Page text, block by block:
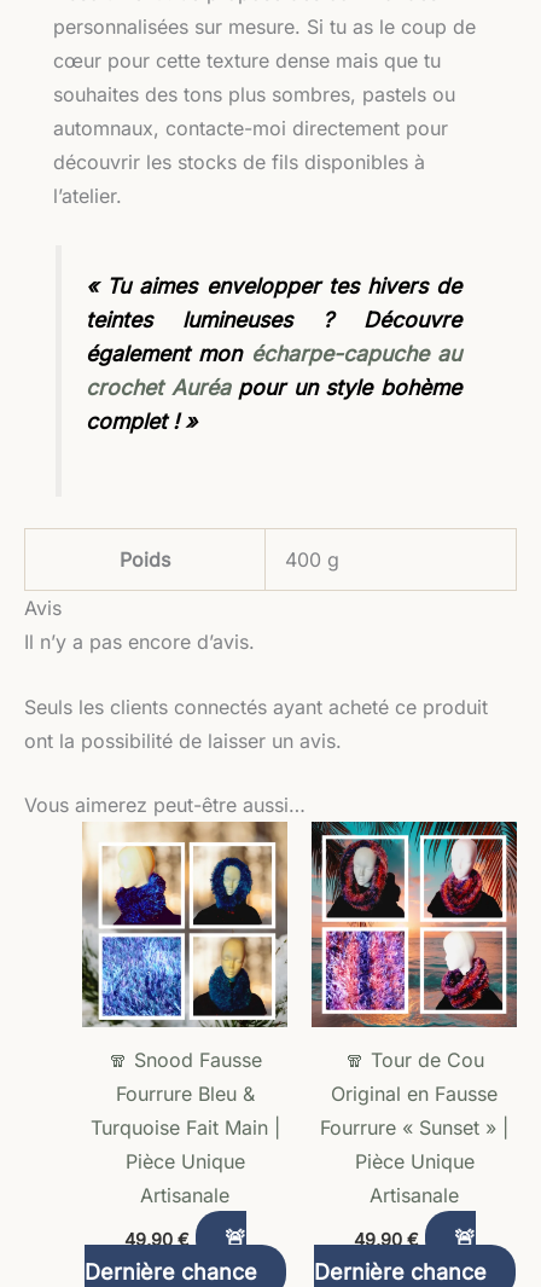
personnalisées sur mesure. Si tu as le coup de
cœur pour cette texture dense mais que tu
souhaites des tons plus sombres, pastels ou
automnaux, contacte-moi directement pour
découvrir les stocks de fils disponibles à
l’atelier.
« Tu aimes envelopper tes hivers de
teintes lumineuses ? Découvre
également monécharpe-capuche au
crochet Auréapour un style bohème
complet ! »
Poids
400 g
Avis
Il n’y a pas encore d’avis.
Seuls les clients connectés ayant acheté ce produit
ont la possibilité de laisser un avis.
Vous aimerez peut-être aussi…
🧣 Snood Fausse
Fourrure Bleu &
Turquoise Fait Main |
Pièce Unique
Artisanale
49,90 €
🚨
Dernière chance
🧣 Tour de Cou
Original en Fausse
Fourrure « Sunset » |
Pièce Unique
Artisanale
49,90 €
🚨
Dernière chance